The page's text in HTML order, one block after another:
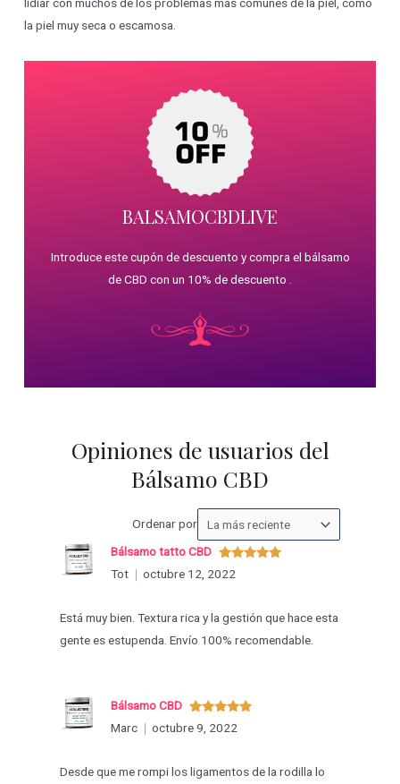
la piel muy seca o escamosa.
BALSAMOCBDLIVE
Introduce este cupón de descuento y compra el bálsamo
de CBD con un 10% de descuento .
Opiniones de usuarios del
Bálsamo CBD
Ordenar porOrdenar
las
Valorado
con
Bálsamo tatto CBD
Tot
octubre 12, 2022
Está muy bien. Textura rica y la gestión que hace esta
gente es estupenda. Envío 100% recomendable.
Valorado
con5de 5
Bálsamo CBD
Marc
octubre 9, 2022
Desde que me rompi los ligamentos de la rodilla lo